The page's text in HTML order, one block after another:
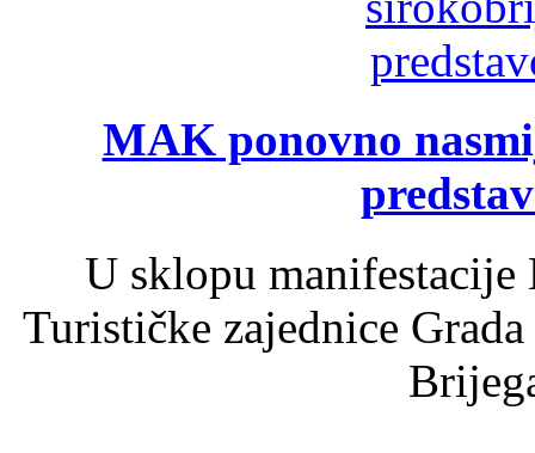
MAK ponovno
U sklopu
Turističke zajednice